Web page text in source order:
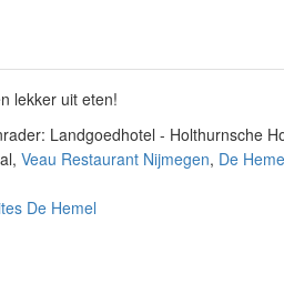
lekker uit eten!
Landgoedhotel - Holthurnsche
Veau Restaurant Nijmegen, De
De Hemel